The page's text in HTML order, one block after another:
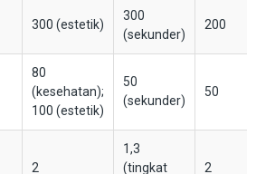
300 (estetik)
300
(sekunder)
200
80
(kesehatan);
100 (estetik)
50
(sekunder)
50
2
1,3
(tingkat
2